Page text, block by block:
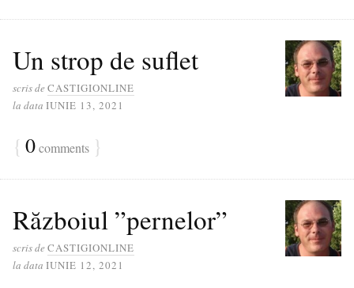
Un strop de suflet
scris de CASTIGIONLINE
la data IUNIE 13, 2021
{ 0comments }
Războiul ”pernelor”
scris de CASTIGIONLINE
la data IUNIE 12, 2021